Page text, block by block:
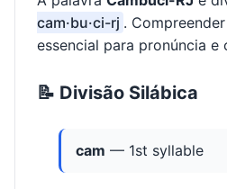
cam·bu·ci-rj .
essencial para pronúncia
📝 Divisão Silábica
cam — 1st syllable